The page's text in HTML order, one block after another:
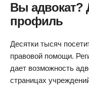
Вы адвокат?
профиль
Десятки тысяч
правовой помощи.
дает возможность
страницах